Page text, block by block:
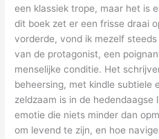
een klassiek trope, maar het is
dit boek zet er een frisse draai
vorderde, vond ik mezelf
van de protagonist, een
menselijke conditie. Het
beheersing, met kindle subtiele
zeldzaam is in de
emotie die niets minder dan
om levend te zijn, en hoe